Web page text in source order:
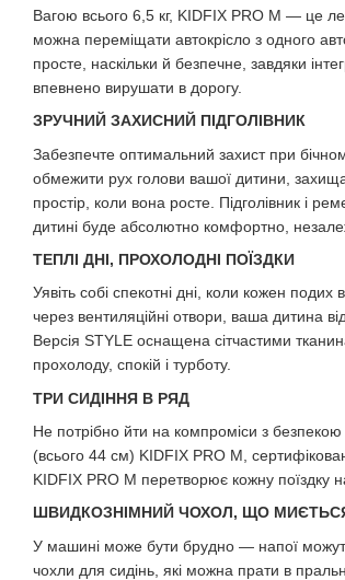
Вагою всього 6,5 кг, KIDFIX PRO M — це
можна переміщати автокрісло з одного
просте, наскільки й безпечне, завдяки
впевнено вирушати в дорогу.
ЗРУЧНИЙ ЗАХИСНИЙ ПІДГОЛІВНИК
Забезпечте оптимальний захист при
обмежити рух голови вашої дитини,
простір, коли вона росте. Підголівник і
дитині буде абсолютно комфортно,
ТЕПЛІ ДНІ, ПРОХОЛОДНІ ПОЇЗДКИ
Уявіть собі спекотні дні, коли кожен
через вентиляційні отвори, ваша дитина
Версія STYLE оснащена сітчастими
прохолоду, спокій і турботу.
ТРИ СИДІННЯ В РЯД
Не потрібно йти на компроміси з
(всього 44 см) KIDFIX PRO M,
KIDFIX PRO M перетворює кожну поїздку
ШВИДКОЗНІМНИЙ ЧОХОЛ, ЩО
У машині може бути брудно — напої
чохли для сидінь, які можна прати в